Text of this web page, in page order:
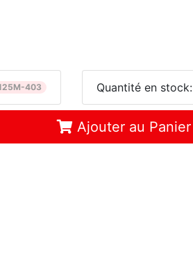
403 Quantité en stock:
Ajouter au Panier